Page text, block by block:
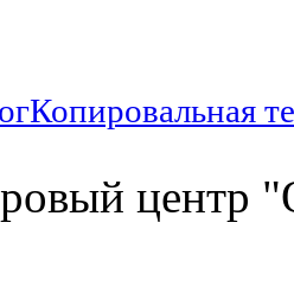
Копировальная
центр